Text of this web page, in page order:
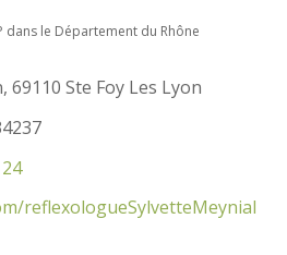
dans le Département du Rhône
Ste Foy Les Lyon
reflexologueSylvetteMeynial